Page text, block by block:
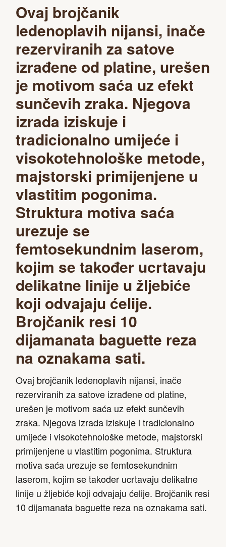
Ovaj brojčanik
ledenoplavih nijansi, inače
rezerviranih za satove
izrađene od platine, urešen
je motivom saća uz efekt
sunčevih zraka. Njegova
izrada iziskuje i
tradicionalno umijeće i
visokotehnološke metode,
majstorski primijenjene u
vlastitim pogonima.
Struktura motiva saća
urezuje se
femtosekundnim laserom,
kojim se također ucrtavaju
delikatne linije u žljebiće
koji odvajaju ćelije.
Brojčanik resi 10
dijamanata baguette reza
na oznakama sati.
Ovaj brojčanik ledenoplavih nijansi, inače
rezerviranih za satove izrađene od platine,
urešen je motivom saća uz efekt sunčevih
zraka. Njegova izrada iziskuje i tradicionalno
umijeće i visokotehnološke metode, majstorski
primijenjene u vlastitim pogonima. Struktura
motiva saća urezuje se femtosekundnim
laserom, kojim se također ucrtavaju delikatne
linije u žljebiće koji odvajaju ćelije. Brojčanik resi
10 dijamanata baguette reza na oznakama sati.